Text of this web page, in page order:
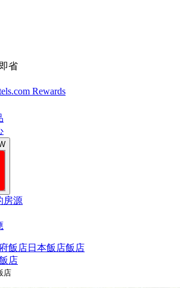
省
Rewards
房源
飯店日本飯店飯店
店
店